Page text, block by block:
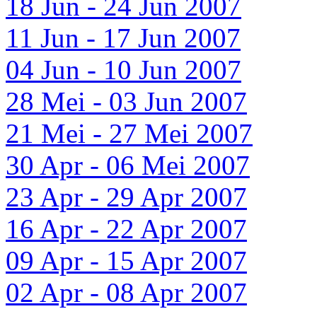
11 Jun - 17 Jun 2007
04 Jun - 10 Jun 2007
28 Mei - 03 Jun 2007
21 Mei - 27 Mei 2007
30 Apr - 06 Mei 2007
23 Apr - 29 Apr 2007
16 Apr - 22 Apr 2007
09 Apr - 15 Apr 2007
02 Apr - 08 Apr 2007